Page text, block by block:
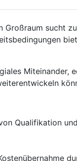
sucht
Qualifikation